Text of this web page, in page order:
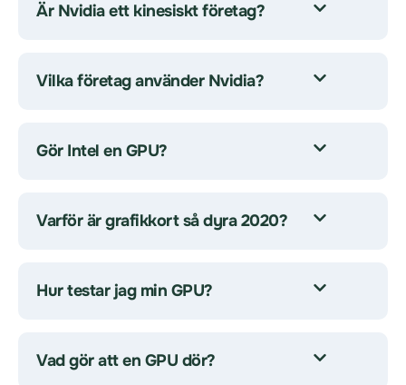
Är Nvidia ett kinesiskt företag?
Vilka företag använder Nvidia?
Gör Intel en GPU?
Varför är grafikkort så dyra 2020?
Hur testar jag min GPU?
Vad gör att en GPU dör?